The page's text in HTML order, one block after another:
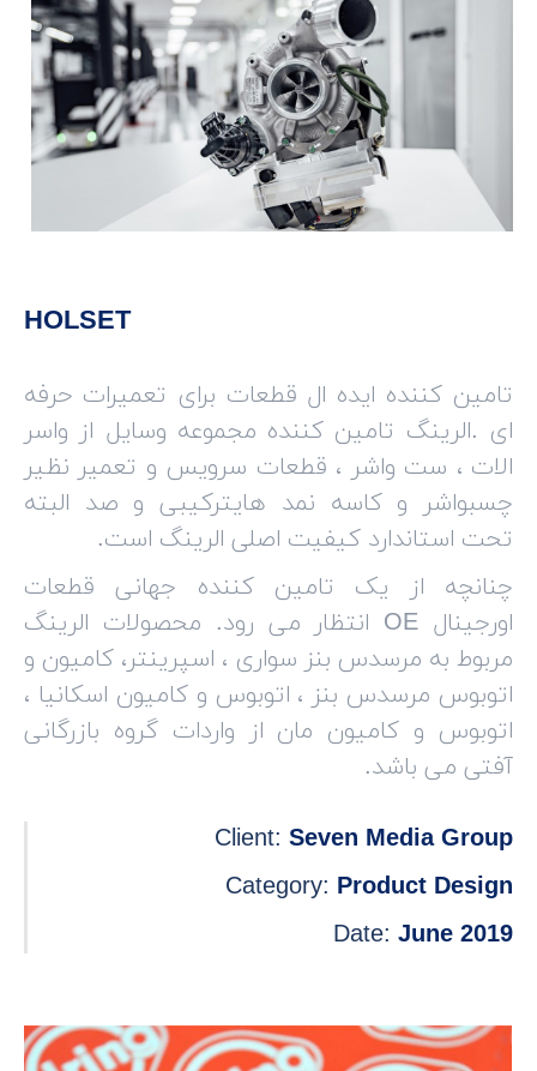
HOLSET
تامین کننده ایده ال قطعات برای تعمیرات حرفه
ای .الرینگ تامین کننده مجموعه وسایل از واسر
الات ، ست واشر ، قطعات سرویس و تعمیر نظیر
چسبواشر و کاسه نمد هایترکیبی و صد البته
تحت استاندارد کیفیت اصلی الرینگ است.
چنانچه از یک تامین کننده جهانی قطعات
اورجینال OE انتظار می رود. محصولات الرینگ
مربوط به مرسدس بنز سواری ، اسپرینتر، کامیون و
اتوبوس مرسدس بنز ، اتوبوس و کامیون اسکانیا ،
اتوبوس و کامیون مان از واردات گروه بازرگانی
آفتی می باشد.
Client: Seven Media Group
Category: Product Design
Date: June 2019